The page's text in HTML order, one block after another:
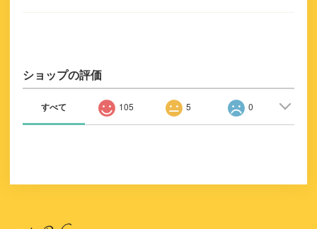
ショップの評価
すべて 105 5 0